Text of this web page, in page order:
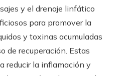
y el drenaje linfático
para promover la
y toxinas acumuladas
de recuperación. Estas
reducir la inflamación y